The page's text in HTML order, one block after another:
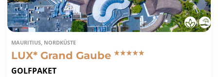
MAURITIUS, NORDKÜSTE
LUX* Grand Gaube
GOLFPAKET